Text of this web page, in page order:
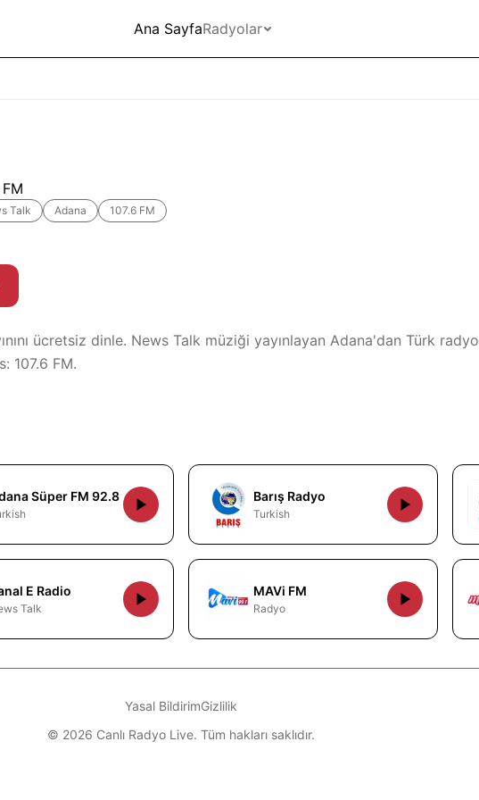
Ana SayfaRadyolar
Talk Adana 107.6 FM
ücretsiz dinle. News Talk müziği yayınlayan Adana'dan Türk radyo
107.6 FM.
Süper FM 92.8 Barış Radyo
Turkish
E Radio
Talk
MAVi FM
Radyo
Yasal BildirimGizlilik
© 2026 Canlı Radyo Live. Tüm hakları saklıdır.